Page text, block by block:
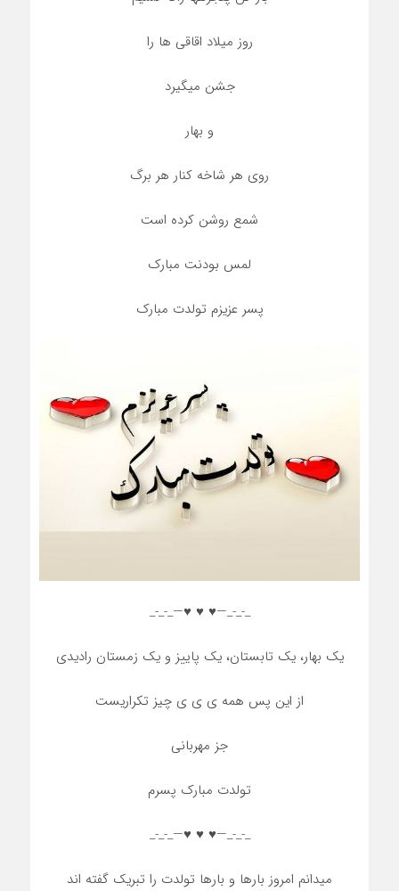
روز میلاد اقاقی ها را
جشن میگیرد
و بهار
روی هر شاخه کنار هر برگ
شمع روشن کرده است
لمس بودنت مبارک
پسر عزیزم تولدت مبارک
_-_-_—♥️ ♥️ ♥️—_-_-_
یک بهار، یک تابستان، یک پاییز و یک زمستان رادیدی
از این پس همه ی ی ی چیز تکراریست
جز مهربانی
تولدت مبارک پسرم
_-_-_—♥️ ♥️ ♥️—_-_-_
میدانم امروز بارها و بارها تولدت را تبریک گفته اند